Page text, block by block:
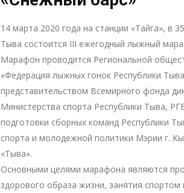
14 марта 2020 года на станции «Тайга», в
Тыва состоится III ежегодный лыжный
Марафон проводится Региональной
«Федерация лыжных гонок Республики
представительством Всемирного фонда
Министерства спорта Республики Тыва,
подготовки сборных команд Республики
спорта и молодежной политики Мэрии г.
«Тыва».
Основными целями марафона являются
здорового образа жизни, занятия спортом